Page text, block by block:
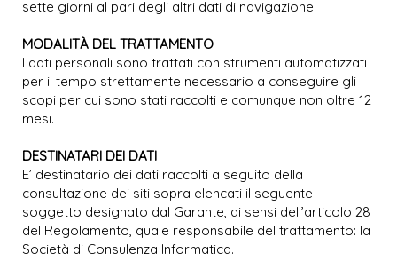
sette giorni al pari degli altri dati di navigazione.
MODALITÀ DEL TRATTAMENTO
I dati personali sono trattati con strumenti automatizzati
per il tempo strettamente necessario a conseguire gli
scopi per cui sono stati raccolti e comunque non oltre 12
mesi.
DESTINATARI DEI DATI
E’ destinatario dei dati raccolti a seguito della
consultazione dei siti sopra elencati il seguente
soggetto designato dal Garante, ai sensi dell’articolo 28
del Regolamento, quale responsabile del trattamento: la
Società di Consulenza Informatica.